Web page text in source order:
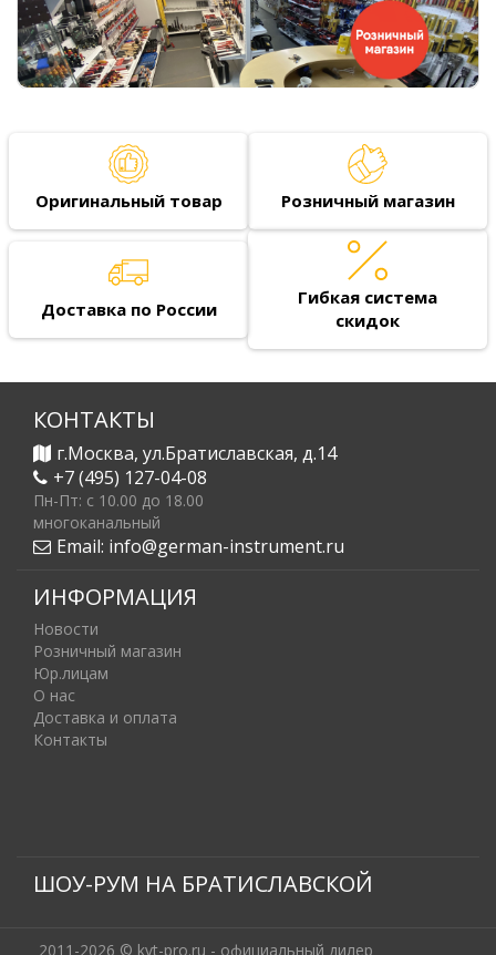
Оригинальный товар Розничный магазин
Доставка по России
Гибкая система
скидок
КОНТАКТЫ
г.Москва, ул.Братиславская, д.14
+7 (495) 127-04-08
Пн-Пт: c 10.00 до 18.00
многоканальный
Email: info@german-instrument.ru
ИНФОРМАЦИЯ
Новости
Розничный магазин
Юр.лицам
О нас
Доставка и оплата
Контакты
ШОУ-РУМ НА БРАТИСЛАВСКОЙ
2011-2026 © kvt-pro.ru - официальный дилер